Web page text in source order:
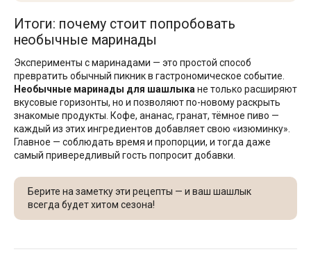
Итоги: почему стоит попробовать
необычные маринады
Эксперименты с маринадами — это простой способ
превратить обычный пикник в гастрономическое событие.
Необычные маринады для шашлыка не только расширяют
вкусовые горизонты, но и позволяют по-новому раскрыть
знакомые продукты. Кофе, ананас, гранат, тёмное пиво —
каждый из этих ингредиентов добавляет свою «изюминку».
Главное — соблюдать время и пропорции, и тогда даже
самый привередливый гость попросит добавки.
Берите на заметку эти рецепты — и ваш шашлык
всегда будет хитом сезона!